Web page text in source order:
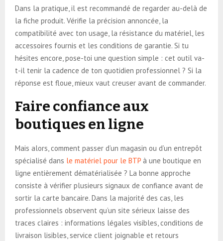
Dans la pratique, il est recommandé de regarder au-delà de
la fiche produit. Vérifie la précision annoncée, la
compatibilité avec ton usage, la résistance du matériel, les
accessoires fournis et les conditions de garantie. Si tu
hésites encore, pose-toi une question simple : cet outil va-
t-il tenir la cadence de ton quotidien professionnel ? Si la
réponse est floue, mieux vaut creuser avant de commander.
Faire confiance aux
boutiques en ligne
Mais alors, comment passer d’un magasin ou d’un entrepôt
spécialisé dans le matériel pour le BTP à une boutique en
ligne entièrement dématérialisée ? La bonne approche
consiste à vérifier plusieurs signaux de confiance avant de
sortir la carte bancaire. Dans la majorité des cas, les
professionnels observent qu’un site sérieux laisse des
traces claires : informations légales visibles, conditions de
livraison lisibles, service client joignable et retours